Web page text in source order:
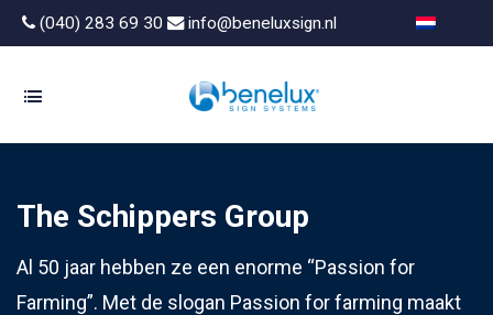
(040) 283 69 30 info@beneluxsign.nl
The Schippers Group
Al 50 jaar hebben ze een enorme “Passion for
Farming”. Met de slogan Passion for farming maakt